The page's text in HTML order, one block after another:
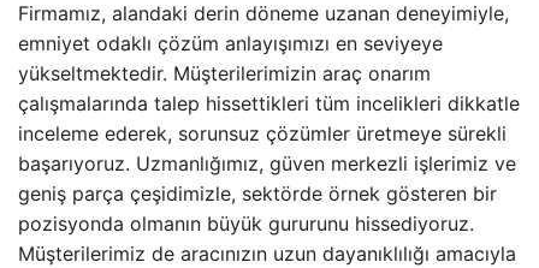
Firmamız, alandaki derin döneme uzanan deneyimiyle,
emniyet odaklı çözüm anlayışımızı en seviyeye
yükseltmektedir. Müşterilerimizin araç onarım
çalışmalarında talep hissettikleri tüm incelikleri dikkatle
inceleme ederek, sorunsuz çözümler üretmeye sürekli
başarıyoruz. Uzmanlığımız, güven merkezli işlerimiz ve
geniş parça çeşidimizle, sektörde örnek gösteren bir
pozisyonda olmanın büyük gururunu hissediyoruz.
Müşterilerimiz de aracınızın uzun dayanıklılığı amacıyla